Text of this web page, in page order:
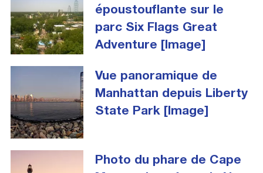
époustouflante sur le
parc Six Flags Great
Adventure [Image]
Vue panoramique de
Manhattan depuis Liberty
State Park [Image]
Photo du phare de Cape